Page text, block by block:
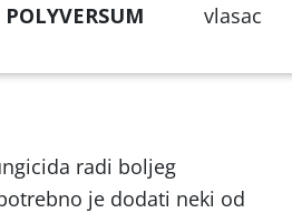
POLYVERSUM vlasac
radi boljeg
je dodati neki od